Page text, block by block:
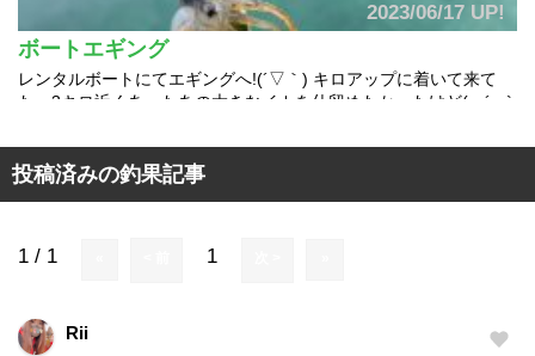
2023/06/17 UP!
ボートエギング
レンタルボートにてエギングへ!(´▽｀) キロアップに着いて来て
た、3キロ近くあったあの大きなイカを仕留めたかったけど( ´ ᵕ `
この釣り情報の詳細をみる
投稿済みの釣果記事
1 / 1 1
Rii